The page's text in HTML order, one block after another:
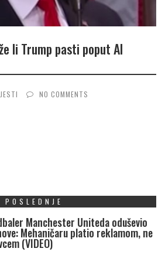
li Trump pasti poput Al
NO COMMENTS
POSLEDNJE
Manchester Uniteda oduševio
Mehaničaru platio reklamom, ne
(VIDEO)